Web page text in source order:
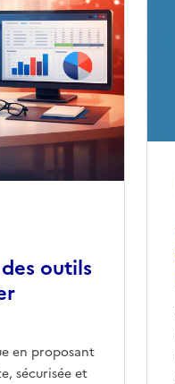
outils
en proposant
sécurisée et